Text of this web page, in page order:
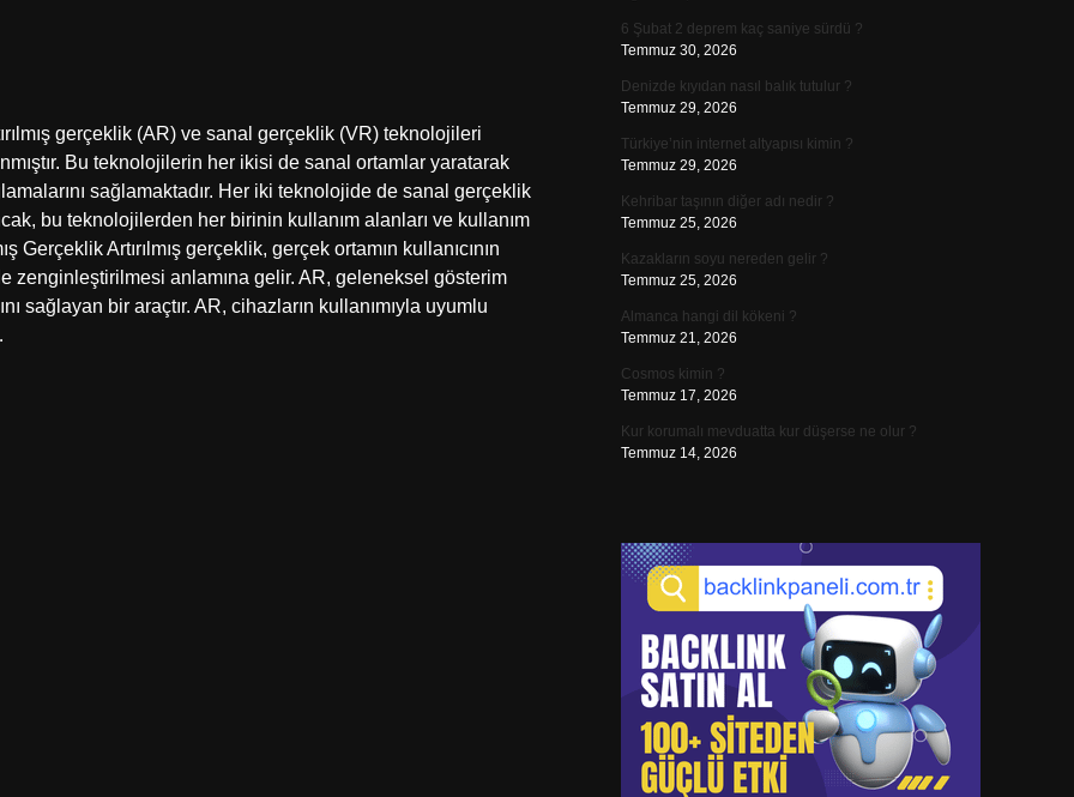
gerçeklik (AR) ve sanal gerçeklik (VR) teknolojileri
Bu teknolojilerin her ikisi de sanal ortamlar yaratarak
sağlamaktadır. Her iki teknolojide de sanal gerçeklik
bu teknolojilerden her birinin kullanım alanları ve kullanım
Gerçeklik Artırılmış gerçeklik, gerçek ortamın kullanıcının
zenginleştirilmesi anlamına gelir. AR, geleneksel gösterim
sağlayan bir araçtır. AR, cihazların kullanımıyla uyumlu
6 Şubat 2 deprem kaç saniye sürdü ?
Temmuz 30, 2026
Denizde kıyıdan nasıl balık tutulur ?
Temmuz 29, 2026
Türkiye’nin internet altyapısı kimin ?
Temmuz 29, 2026
Kehribar taşının diğer adı nedir ?
Temmuz 25, 2026
Kazakların soyu nereden gelir ?
Temmuz 25, 2026
Almanca hangi dil kökeni ?
Temmuz 21, 2026
Cosmos kimin ?
Temmuz 17, 2026
Kur korumalı mevduatta kur düşerse ne olur ?
Temmuz 14, 2026